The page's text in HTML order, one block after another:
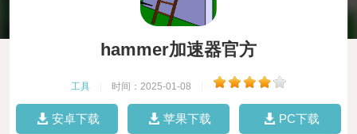
hammer加速器官方
工具 时间：2025-01-08
安卓下载 苹果下载 PC下载